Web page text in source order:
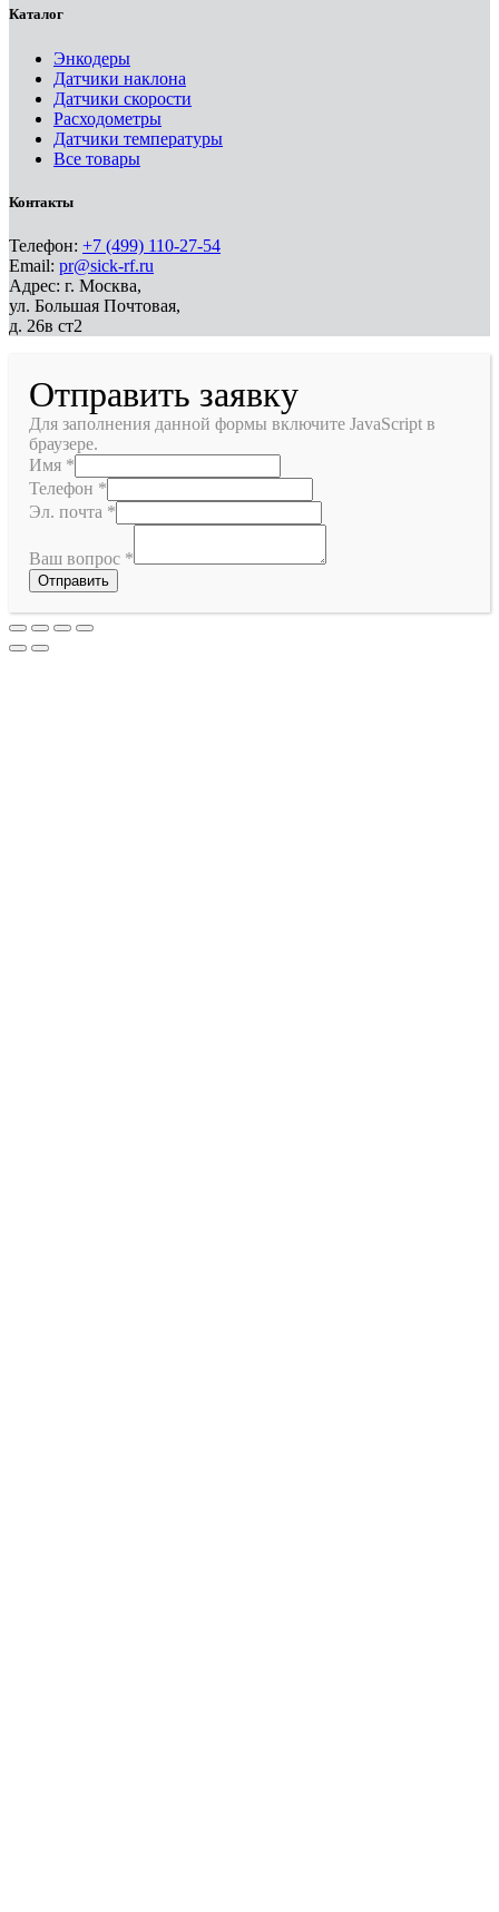
Каталог
Энкодеры
Датчики наклона
Датчики скорости
Расходометры
Датчики температуры
Все товары
Контакты
Телефон: +7 (499) 110-27-54
Email: pr@sick-rf.ru
Адрес: г. Москва,
ул. Большая Почтовая,
д. 26в ст2
Отправить заявку
Для заполнения данной формы включите JavaScript в
браузере.
Имя *
Телефон *
Эл. почта *
Ваш вопрос *
Отправить